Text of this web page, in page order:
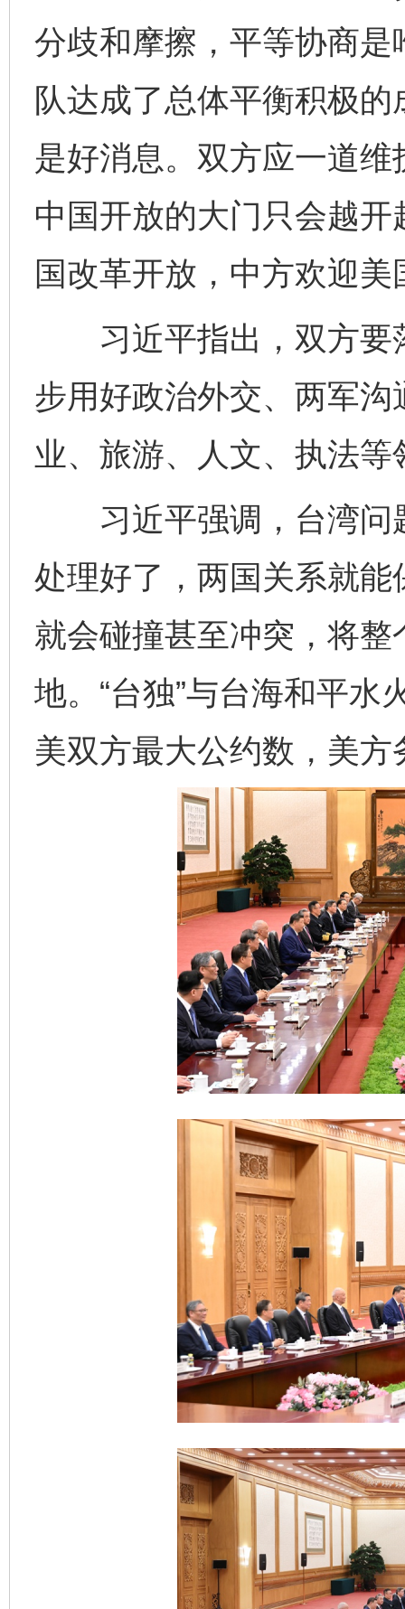
分歧和摩擦，平等协商
队达成了总体平衡积极
是好消息。双方应一道
中国开放的大门只会越
国改革开放，中方欢迎
习近平指出，双方要
步用好政治外交、两军
业、旅游、人文、执法
习近平强调，台湾问
处理好了，两国关系就
就会碰撞甚至冲突，将
地。“台独”与台海和平水
美双方最大公约数，美